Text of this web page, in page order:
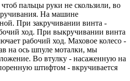
пальцы руки не скользили, во
На машине
При закручивании винта -
ход. При выкручивании винта
рабочий ход. Маховое колесо -
на ось шпуле моталки, мы
Во втулку - насаженную на
штифтом - вкручивается